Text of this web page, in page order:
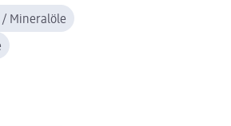
/ Mineralöle